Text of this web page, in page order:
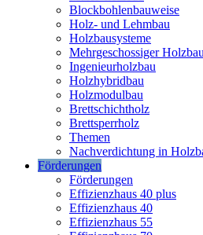
Blockbohlenbauweise
Holz- und Lehmbau
Holzbausysteme
Mehrgeschossiger
Ingenieurholzbau
Holzhybridbau
Holzmodulbau
Brettschichtholz
Brettsperrholz
Themen
Nachverdichtung in
Förderungen
Förderungen
Effizienzhaus 40 plus
Effizienzhaus 40
Effizienzhaus 55